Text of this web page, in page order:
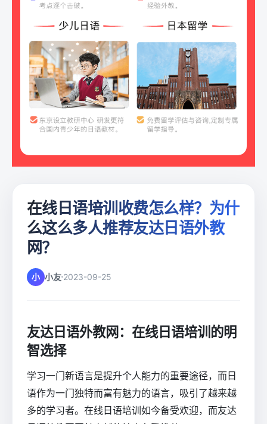
在线日语培训收费怎么样？为什
么这么多人推荐友达日语外教
网？
小 小友 2023-09-25
友达日语外教网：在线日语培训的明
智选择
学习一门新语言是提升个人能力的重要途径，而日
语作为一门独特而富有魅力的语言，吸引了越来越
多的学习者。在线日语培训如今备受欢迎，而友达